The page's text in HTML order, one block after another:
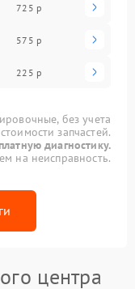
725 р
575 р
225 р
без учета
стоимости запчастей.
диагностику.
на неисправность.
центра